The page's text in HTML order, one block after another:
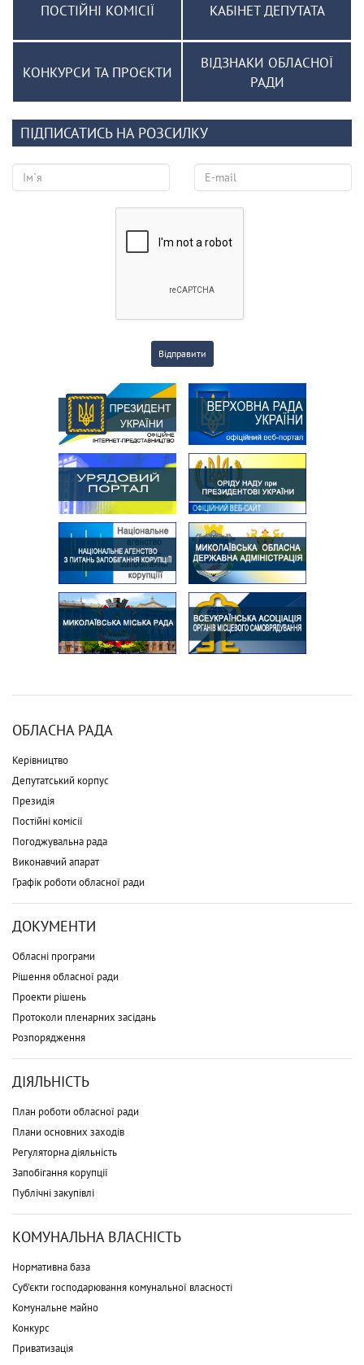
ПОСТІЙНІ КОМІСІЇ КАБІНЕТ ДЕПУТАТА
КОНКУРСИ ТА ПРОЄКТИ
ВІДЗНАКИ ОБЛАСНОЇ
РАДИ
ПІДПИСАТИСЬ НА РОЗСИЛКУ
Відправити
ОБЛАСНА РАДА
Керівництво
Депутатський корпус
Президія
Постійні комісії
Погоджувальна рада
Виконавчий апарат
Графік роботи обласної ради
ДОКУМЕНТИ
Обласні програми
Рішення обласної ради
Проекти рішень
Протоколи пленарних засідань
Розпорядження
ДІЯЛЬНІСТЬ
План роботи обласної ради
Плани основних заходів
Регуляторна діяльність
Запобігання корупції
Публічні закупівлі
КОМУНАЛЬНА ВЛАСНІСТЬ
Нормативна база
Суб'єкти господарювання комунальної власності
Комунальне майно
Конкурс
Приватизація